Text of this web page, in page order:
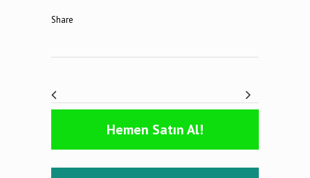
Share
Hemen Satın Al!